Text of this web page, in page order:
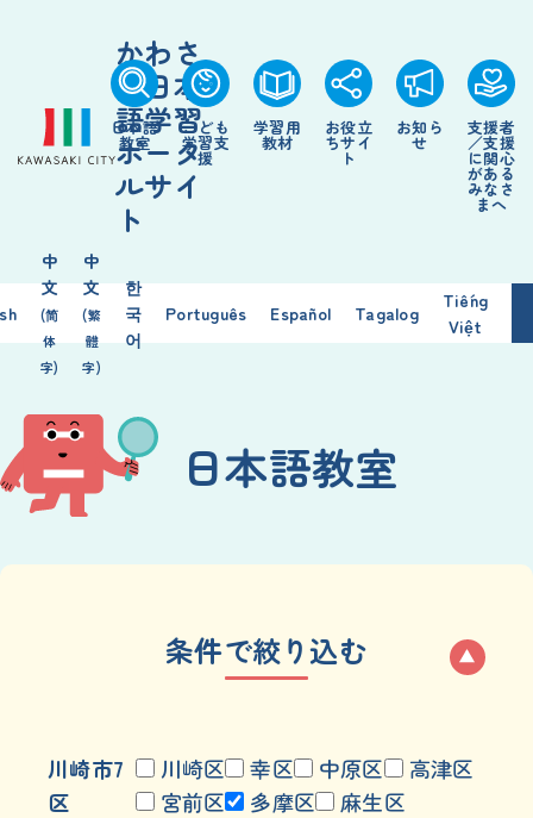
かわさ
き日本
語学習
ポータ
ルサイ
ト
日本語
教室
こども
学習支
援
学習用
教材
お役立
ちサイ
ト
お知ら
せ
支援者
／支援
に関心
がある
みなさ
まへ
中
文
(简
体
字)
中
文
(繁
體
字)
한
국
어
Português Español Tagalog
Tiếng
Việt
日本語教室
条件で絞り込む
川崎市7
区
川崎区 幸区 中原区
高津区
宮前区
多摩区 麻生区